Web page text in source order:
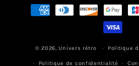
Moyens
© 2026, Univers rétro Politique
Politique de confidentialité